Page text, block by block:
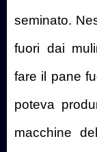
seminato.
fuori dai
fare il pane
poteva
macchine